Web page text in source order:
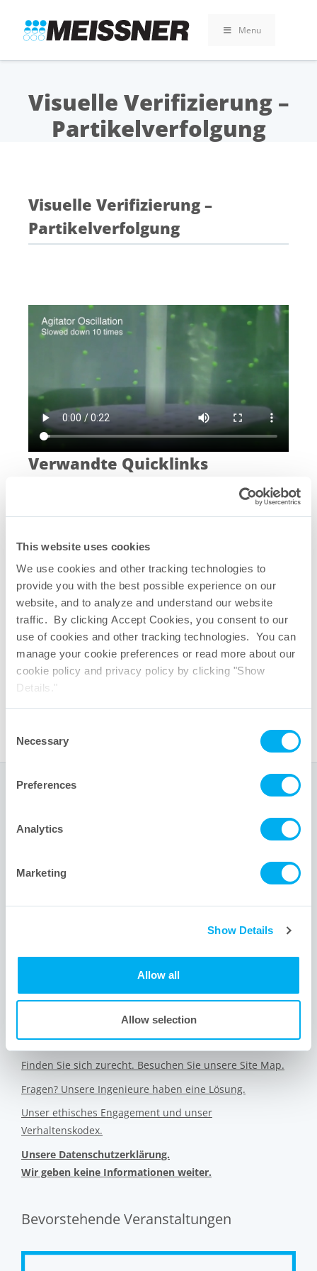
This website uses cookies
We use cookies and other tracking technologies to
provide you with the best possible experience on our
website, and to analyze and understand our website
traffic. By clicking Accept Cookies, you consent to our
use of cookies and other tracking technologies. You can
manage your cookie preferences or read more about our
cookie policy and privacy policy by clicking "Show
Details."
Selection
Necessary
Preferences
Analytics
Marketing
Show Details
Allow all
Allow selection
search
footer
Inhalt
springen
Menu
Visuelle Verifizierung –
Partikelverfolgung
Visuelle Verifizierung –
Partikelverfolgung
Verwandte Quicklinks
Strömungsmechanik-Studie
Visuelle Verifizierung –
Farbstoffdispersion
Geschwindigkeitsvektordaten
Schubbelastungstest 6 Hz
Homogenisierung 6 Hz – Duale Oszillation
Homogenisierung 12 Hz –
Einzelschwingung
Saltus®Einweg-Mischsysteme Broschüre
Analysebericht der Saltus®CFD-Studie
Unternehmenszentrale
1001 Flynn Road
+1 805.388.9911
+1 805.388.5948
Neu bei Meissner? Das sind wir.
Interessiert an anderen Industrien, die wir bedienen?
Finden Sie sich zurecht. Besuchen Sie unsere Site Map.
Fragen? Unsere Ingenieure haben eine Lösung.
Unser ethisches Engagement und unser
Verhaltenskodex.
Unsere Datenschutzerklärung.
Wir geben keine Informationen weiter.
Bevorstehende Veranstaltungen